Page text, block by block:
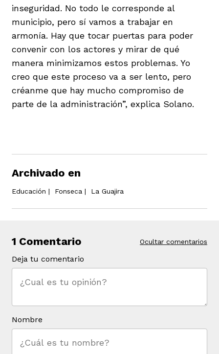
inseguridad. No todo le corresponde al
municipio, pero sí vamos a trabajar en
armonía. Hay que tocar puertas para poder
convenir con los actores y mirar de qué
manera minimizamos estos problemas. Yo
creo que este proceso va a ser lento, pero
créanme que hay mucho compromiso de
parte de la administración”, explica Solano.
Archivado en
Educación | Fonseca | La Guajira
1 Comentario Ocultar comentarios
Deja tu comentario
Nombre